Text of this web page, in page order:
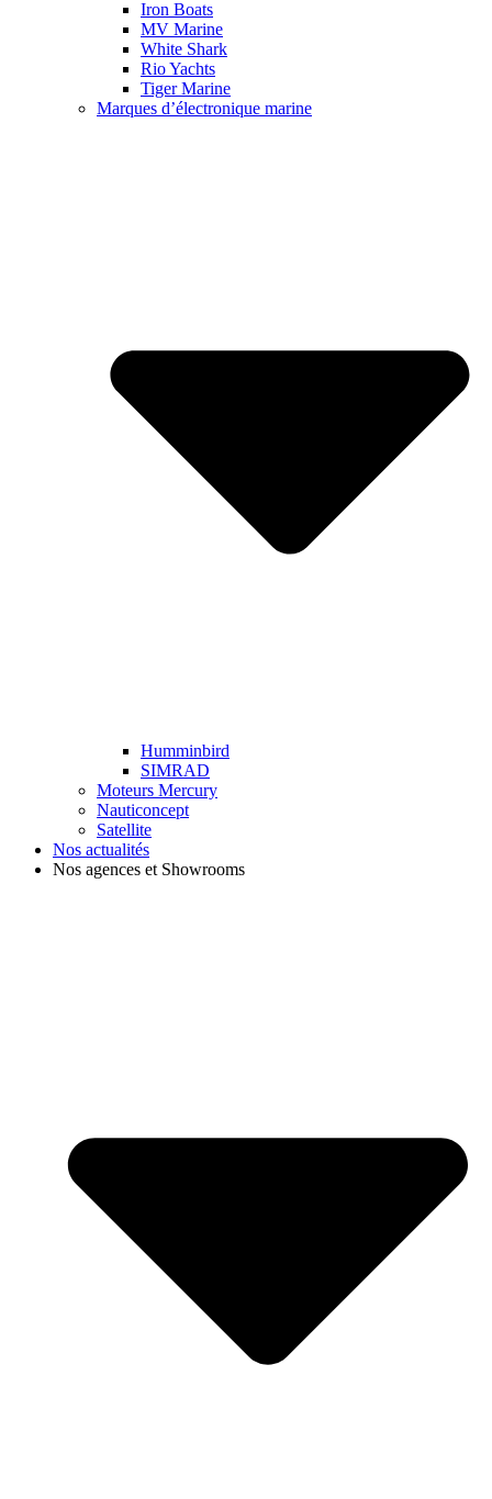
Iron Boats
MV Marine
White Shark
Rio Yachts
Tiger Marine
Marques d’électronique marine
Humminbird
SIMRAD
Moteurs Mercury
Nauticoncept
Satellite
Nos actualités
Nos agences et Showrooms